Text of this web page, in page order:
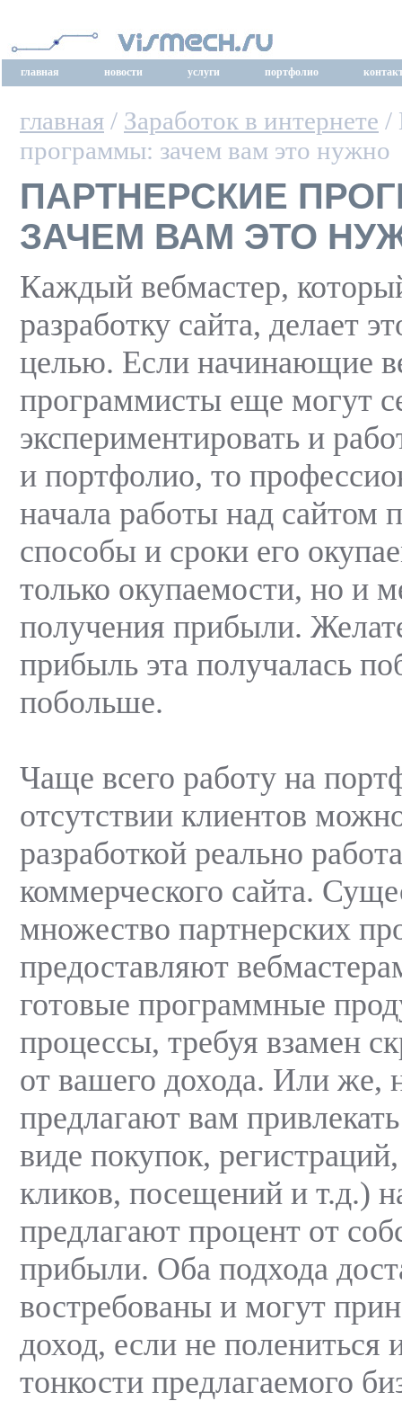
главная новости услуги портфолио
главная / Заработок в интернете /
программы: зачем вам это нужно
ПАРТНЕРСКИЕ
ЗАЧЕМ ВАМ ЭТО
Каждый вебмастер,
разработку сайта, делает
целью. Если начинающие
программисты еще могут
экспериментировать и
и портфолио, то
начала работы над сайтом
способы и сроки его
только окупаемости, но и
получения прибыли.
прибыль эта получалась
побольше.
Чаще всего работу на
отсутствии клиентов
разработкой реально
коммерческого сайта.
множество партнерских
предоставляют
готовые программные
процессы, требуя взамен
от вашего дохода. Или же,
предлагают вам
виде покупок,
кликов, посещений и т.д.)
предлагают процент от
прибыли. Оба подхода
востребованы и могут
доход, если не полениться
тонкости предлагаемого